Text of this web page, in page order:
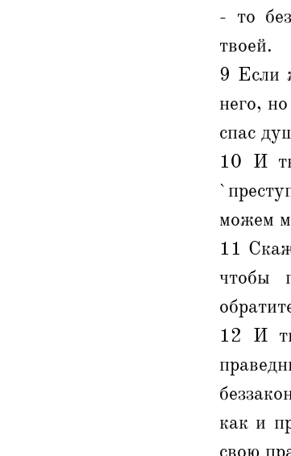
- то
твоей.
9 Если
него,
спас
10 И
можем
11
чтобы
12 И
как и
свою